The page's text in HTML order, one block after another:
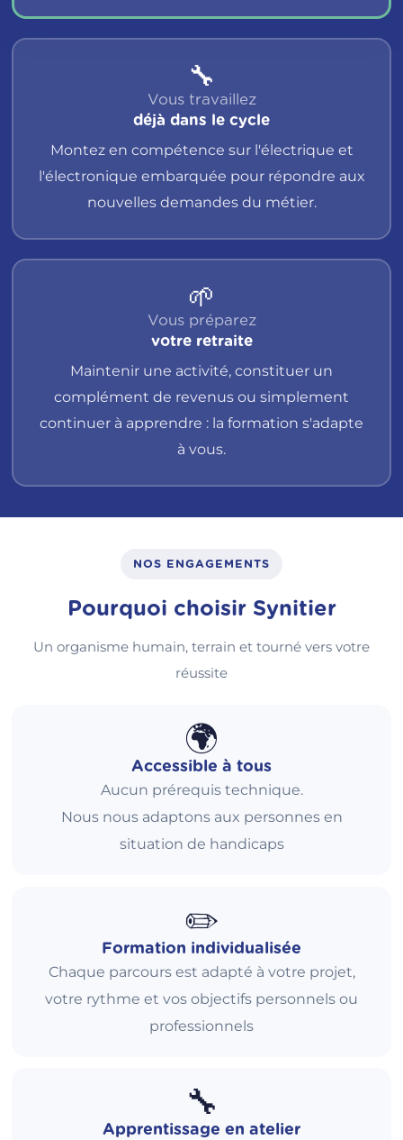
🔧
Vous travaillez
déjà dans le cycle
Montez en compétence sur l'électrique et
l'électronique embarquée pour répondre aux
nouvelles demandes du métier.
🌱
Vous préparez
votre retraite
Maintenir une activité, constituer un
complément de revenus ou simplement
continuer à apprendre : la formation s'adapte
à vous.
NOS ENGAGEMENTS
Pourquoi choisir Synitier
Un organisme humain, terrain et tourné vers votre
réussite
🌍
Accessible à tous
Aucun prérequis technique.
Nous nous adaptons aux personnes en
situation de handicaps
✏️
Formation individualisée
Chaque parcours est adapté à votre projet,
votre rythme et vos objectifs personnels ou
professionnels
🔧
Apprentissage en atelier